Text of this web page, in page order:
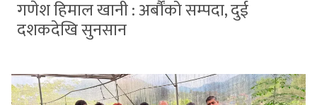
गणेश हिमाल खानी : अर्बौंको सम्पदा, दुई
दशकदेखि सुनसान